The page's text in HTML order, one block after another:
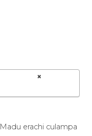
×
Madu erachi culampa